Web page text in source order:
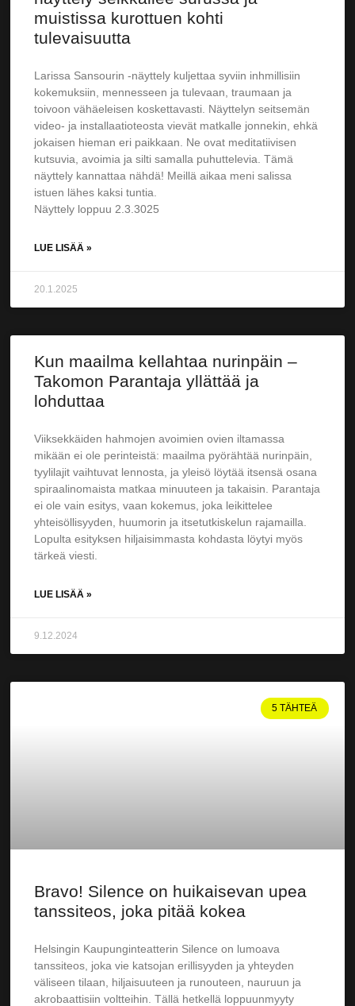
muistissa kurottuen kohti
tulevaisuutta
Larissa Sansourin -näyttely kuljettaa syviin inhmillisiin
kokemuksiin, mennesseen ja tulevaan, traumaan ja
toivoon vähäeleisen koskettavasti. Näyttelyn seitsemän
video- ja installaatioteosta vievät matkalle jonnekin, ehkä
jokaisen hieman eri paikkaan. Ne ovat meditatiivisen
kutsuvia, avoimia ja silti samalla puhuttelevia. Tämä
näyttely kannattaa nähdä! Meillä aikaa meni salissa
istuen lähes kaksi tuntia.
Näyttely loppuu 2.3.3025
LUE LISÄÄ »
20.1.2025
Kun maailma kellahtaa nurinpäin –
Takomon Parantaja yllättää ja
lohduttaa
Viiksekkäiden hahmojen avoimien ovien iltamassa
mikään ei ole perinteistä: maailma pyörähtää nurinpäin,
tyylilajit vaihtuvat lennosta, ja yleisö löytää itsensä osana
spiraalinomaista matkaa minuuteen ja takaisin. Parantaja
ei ole vain esitys, vaan kokemus, joka leikittelee
yhteisöllisyyden, huumorin ja itsetutkiskelun rajamailla.
Lopulta esityksen hiljaisimmasta kohdasta löytyi myös
tärkeä viesti.
LUE LISÄÄ »
9.12.2024
5 TÄHTEÄ
Bravo! Silence on huikaisevan upea
tanssiteos, joka pitää kokea
Helsingin Kaupunginteatterin Silence on lumoava
tanssiteos, joka vie katsojan erillisyyden ja yhteyden
väliseen tilaan, hiljaisuuteen ja runouteen, nauruun ja
akrobaattisiin voltteihin. Tällä hetkellä loppuunmyyty